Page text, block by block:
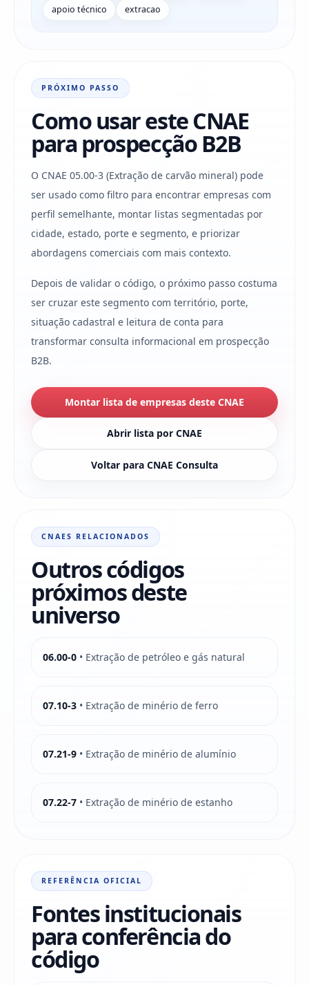
apoio técnico
extracao
PRÓXIMO PASSO
Como usar este CNAE
para prospecção B2B
O CNAE 05.00-3 (Extração de carvão mineral) pode
ser usado como filtro para encontrar empresas com
perfil semelhante, montar listas segmentadas por
cidade, estado, porte e segmento, e priorizar
abordagens comerciais com mais contexto.
Depois de validar o código, o próximo passo costuma
ser cruzar este segmento com território, porte,
situação cadastral e leitura de conta para
transformar consulta informacional em prospecção
B2B.
Montar lista de empresas deste CNAE
Abrir lista por CNAE
Voltar para CNAE Consulta
CNAES RELACIONADOS
Outros códigos
próximos deste
universo
06.00-0 • Extração de petróleo e gás natural
07.10-3 • Extração de minério de ferro
07.21-9 • Extração de minério de alumínio
07.22-7 • Extração de minério de estanho
REFERÊNCIA OFICIAL
Fontes institucionais
para conferência do
código